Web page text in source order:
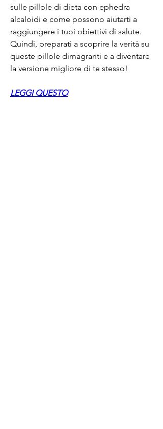
sulle pillole di dieta con ephedra
alcaloidi e come possono aiutarti a
raggiungere i tuoi obiettivi di salute.
Quindi, preparati a scoprire la verità su
queste pillole dimagranti e a diventare
la versione migliore di te stesso!
LEGGI QUESTO